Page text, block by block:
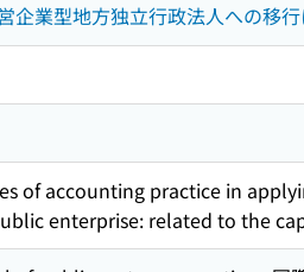
企業型地方独立行政法人への移
of accounting practice in
enterprise: related to the